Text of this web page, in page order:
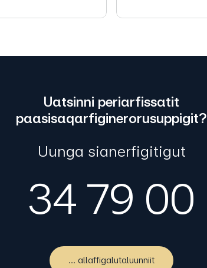
Uatsinni periarfissatit
paasisaqarfiginerorusuppigit?
Uunga sianerfigitigut
34 79 00
... allaffigalutaluunniit